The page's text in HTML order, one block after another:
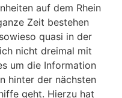
auf dem Rhein
Zeit bestehen
quasi in der
nicht dreimal mit
um die Information
hinter der nächsten
geht. Hierzu hat